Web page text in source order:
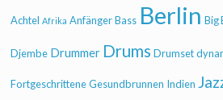
Achtel Afrika Anfänger Bass Berlin Big
Djembe Drummer Drums Drumset
Fortgeschrittene Gesundbrunnen Indien